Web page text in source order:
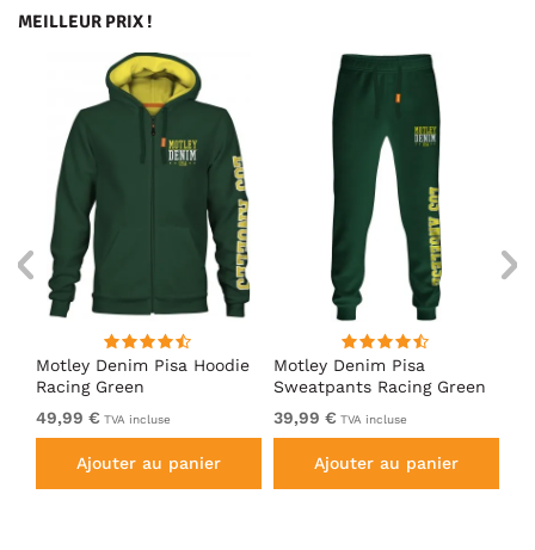
MEILLEUR PRIX !
Motley Denim Pisa Hoodie
Racing Green
49,99 € TVA incluse
Ajouter au panier
Motley Denim Pisa
Sweatpants Racing Green
39,99 € TVA incluse
Ajouter au panier